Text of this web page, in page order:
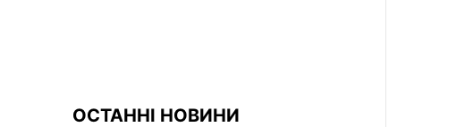
ОСТАННІ НОВИНИ